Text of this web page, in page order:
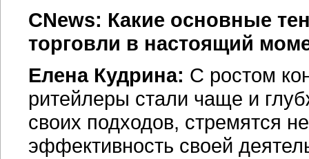
CNews: Какие основные
торговли в настоящий
Елена Кудрина: С ростом
ритейлеры стали чаще и
своих подходов, стремятся
эффективность своей